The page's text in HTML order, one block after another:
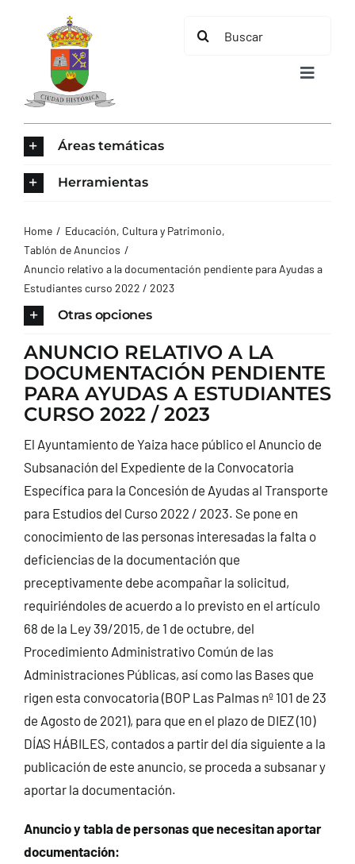
contenido
Buscar:
Toggle
AYUNTAMIENTO
TURISMO
CONTACTO
Áreas temáticas
Herramientas
Home
Educación, Cultura y Patrimonio
Tablón de Anuncios
Anuncio relativo a la documentación pendiente para Ayudas a
Estudiantes curso 2022 / 2023
Otras opciones
ANUNCIO RELATIVO A LA
DOCUMENTACIÓN PENDIENTE
PARA AYUDAS A ESTUDIANTES
CURSO 2022 / 2023
El Ayuntamiento de Yaiza hace público el Anuncio de
Subsanación del Expediente de la Convocatoria
Específica para la Concesión de Ayudas al Transporte
para Estudios del Curso 2022 / 2023. Se pone en
conocimiento de las personas interesadas la falta o
deficiencias de la documentación que
preceptivamente debe acompañar la solicitud,
requiriéndoles de acuerdo a lo previsto en el artículo
68 de la Ley 39/2015, de 1 de octubre, del
Procedimiento Administrativo Común de las
Administraciones Públicas, así como las Bases que
rigen esta convocatoria (BOP Las Palmas nº 101 de 23
de Agosto de 2021), para que en el plazo de DIEZ (10)
DÍAS HÁBILES, contados a partir del día siguiente a la
publicación de este anuncio, se proceda a subsanar y
aportar la documentación.
Anuncio y tabla de personas que necesitan aportar
documentación: